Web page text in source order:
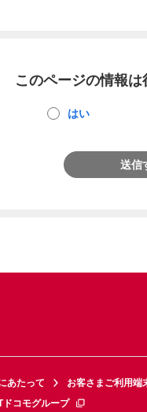
このページの情報は
はい
送信
あたって お客さまご利用端
ドコモグループ